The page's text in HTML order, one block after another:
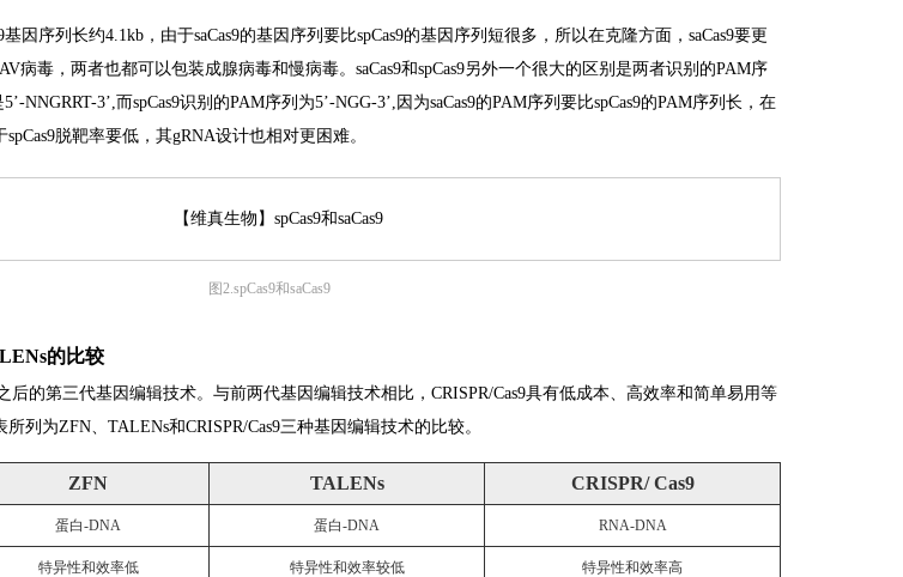
基因序列长约4.1kb，由于saCas9的基因序列要比spCas9的基因序列短很多，所以在克隆方面，saCas9要更
病毒，两者也都可以包装成腺病毒和慢病毒。saCas9和spCas9另外一个很大的区别是两者识别的PAM序
NNGRRT-3’,而spCas9识别的PAM序列为5’-NGG-3’,因为saCas9的PAM序列要比spCas9的PAM序列长，在
脱靶率要低，其gRNA设计也相对更困难。
图2.spCas9和saCas9
的比较
后的第三代基因编辑技术。与前两代基因编辑技术相比，CRISPR/Cas9具有低成本、高效率和简单易用等
列为ZFN、TALENs和CRISPR/Cas9三种基因编辑技术的比较。
ZFN TALENs CRISPR/ Cas9
蛋白-DNA 蛋白-DNA RNA-DNA
特异性和效率低 特异性和效率较低 特异性和效率高